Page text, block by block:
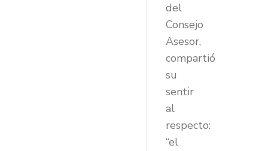
del
Consejo
Asesor,
compartió
su
sentir
al
respecto:
“el